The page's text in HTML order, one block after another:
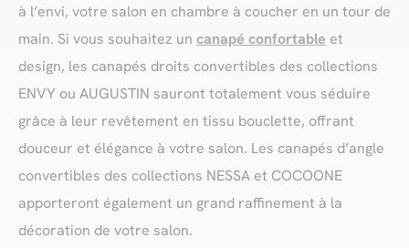
à l’envi, votre salon en chambre à coucher en un tour de
main. Si vous souhaitez un canapé confortable et
design, les canapés droits convertibles des collections
ENVY ou AUGUSTIN sauront totalement vous séduire
grâce à leur revêtement en tissu bouclette, offrant
douceur et élégance à votre salon. Les canapés d’angle
convertibles des collections NESSA et COCOONE
apporteront également un grand raffinement à la
décoration de votre salon.